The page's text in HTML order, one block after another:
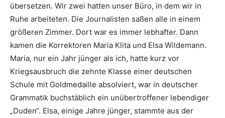
übersetzen. Wir zwei hatten unser Büro, in dem wir in
Ruhe arbeiteten. Die Journalisten saßen alle in einem
größeren Zimmer. Dort war es immer lebhafter. Dann
kamen die Korrektoren Maria Klita und Elsa Wildemann.
Maria, nur ein Jahr jünger als ich, hatte kurz vor
Kriegsausbruch die zehnte Klasse einer deutschen
Schule mit Goldmedaille absolviert, war in deutscher
Grammatik buchstäblich ein unübertroffener lebendiger
„Duden“. Elsa, einige Jahre jünger, stammte aus der